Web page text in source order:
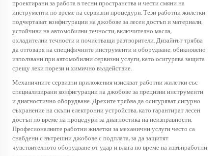
проектирани за работа в тесни пространства и чести смяни на
инструменти по време на сервизни процедури. Тези работни жилетки
подчертават конфигурации на джобове за лесен достъп и материали,
устойчиви на автомобилни течности, включително масла,
охладителни течности и почистващи разтворители. Дизайнът трябва
да отговаря на специфичните инструменти и оборудване, обикновено
използвани при автомобилни сервизни услуги, като осигурява защита
срещу леки порези и химично въздействие.
Механичните сервизни приложения изискват работни жилетки със
специализирани конфигурации на джобове за прецизни инструменти
и диагностично оборудване. Дрехите трябва да осигуряват сигурно
съхранение на скъпи електронни устройства, като гарантират лесен
достъп по време на процедури за диагностика на неизправности.
Професионалните работни жилетки за механични услуги често са
снабдени с вътрешни джобове с подплата, за да защитят
чувствителното оборудване от удар и влага по време на извънработни